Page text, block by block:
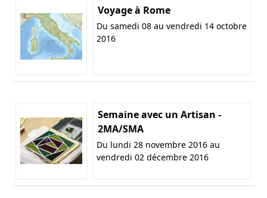
Voyage à Rome
Du samedi 08 au vendredi 14 octobre
2016
Semaine avec un Artisan -
2MA/SMA
Du lundi 28 novembre 2016 au
vendredi 02 décembre 2016